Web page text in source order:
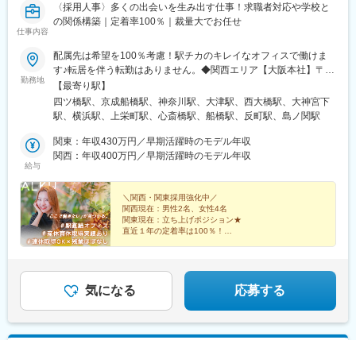
仕事内容
〈採用人事〉多くの出会いを生み出す仕事！求職者対応や学校と
の関係構築｜定着率100％｜裁量大でお任せ
勤務地
配属先は希望を100％考慮！駅チカのキレイなオフィスで働けま
す♪転居を伴う転勤はありません。◆関西エリア【大阪本社】〒
550-0013大阪府大阪市西区新町1-5-7四ツ橋ビルディング601〈ア
クセス〉・大阪メトロ四つ橋線「四ツ橋駅」徒歩2分・大阪メトロ
御堂筋線「心斎橋駅」徒歩4分・大阪メトロ長堀鶴見緑地線 「西
支社】〒520-0051滋賀県大津市梅林1-3-10〈アクセス〉・JR琵琶
湖線・湖西線「大津駅」徒歩2分・京阪石山坂本線「島ノ関駅」徒
32-31SKビル弐番館101号室〈アクセス〉・京成本線「京成船橋
駅」徒歩5分・JR総武線「船橋駅」徒歩7分【横浜支社】〒221-
0056横浜市神奈川区金港町6-3横浜金港町ビル201〈アクセス〉・
各線「横浜駅」きた東口Aより徒歩5分・京急本線「神奈川駅」よ
り徒歩約7分
【最寄り駅】
四ツ橋駅、京成船橋駅、神奈川駅、大津駅、西大橋駅、大神宮下
駅、横浜駅、上栄町駅、心斎橋駅、船橋駅、反町駅、島ノ関駅
給与
関東：年収430万円／早期活躍時のモデル年収
関西：年収400万円／早期活躍時のモデル年収
＼関西・関東採用強化中／
関西現在：男性2名、女性4名
関東現在：立ち上げポジション★
直近１年の定着率は100％！
定時ピタッ。
急成長企業で
プライベートも大切にできる
採用人事をお任せします！
気になる 応募する